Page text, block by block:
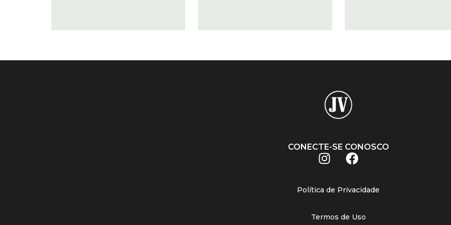
CONECTE-SE CONOSCO
Política de Privacidade
Termos de Uso